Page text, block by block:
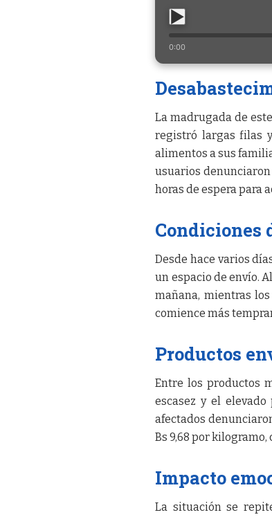
0:00
La madrugada de
registró largas filas
alimentos a sus
usuarios
horas de espera para
Condiciones
Desde hace varios
un espacio de envío.
mañana, mientras
comience más
Productos
Entre los productos
escasez y el
afectados
Bs 9,68 por
Impacto
La situación se